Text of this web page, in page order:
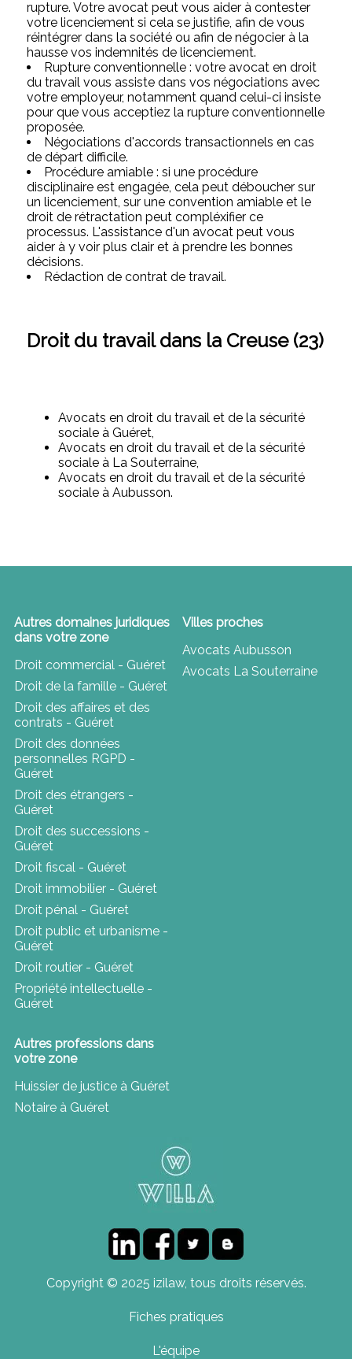
rupture. Votre avocat peut vous aider à contester
votre licenciement si cela se justifie, afin de vous
réintégrer dans la société ou afin de négocier à la
hausse vos indemnités de licenciement.
Rupture conventionnelle : votre avocat en droit
du travail vous assiste dans vos négociations avec
votre employeur, notamment quand celui-ci insiste
pour que vous acceptiez la rupture conventionnelle
proposée.
Négociations d'accords transactionnels en cas
de départ difficile.
Procédure amiable : si une procédure
disciplinaire est engagée, cela peut déboucher sur
un licenciement, sur une convention amiable et le
droit de rétractation peut compléxifier ce
processus. L'assistance d'un avocat peut vous
aider à y voir plus clair et à prendre les bonnes
décisions.
Rédaction de contrat de travail.
Droit du travail dans la Creuse (23)
Avocats en droit du travail et de la sécurité
sociale à Guéret,
Avocats en droit du travail et de la sécurité
sociale à La Souterraine,
Avocats en droit du travail et de la sécurité
sociale à Aubusson.
Autres domaines juridiques
dans votre zone
Droit commercial - Guéret
Droit de la famille - Guéret
Droit des affaires et des
contrats - Guéret
Droit des données
personnelles RGPD -
Guéret
Droit des étrangers -
Guéret
Droit des successions -
Guéret
Droit fiscal - Guéret
Droit immobilier - Guéret
Droit pénal - Guéret
Droit public et urbanisme -
Guéret
Droit routier - Guéret
Propriété intellectuelle -
Guéret
Autres professions dans
votre zone
Huissier de justice à Guéret
Notaire à Guéret
Villes proches
Avocats Aubusson
Avocats La Souterraine
Copyright © 2025 izilaw, tous droits réservés.
Fiches pratiques
L'équipe